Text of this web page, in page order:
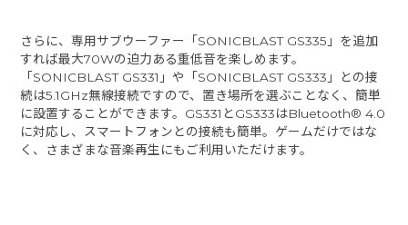
さらに、専用サブウーファー「SONICBLAST GS335」を追加
すれば最大70Wの迫力ある重低音を楽しめます。
「SONICBLAST GS331」や「SONICBLAST GS333」との接
続は5.1GHz無線接続ですので、置き場所を選ぶことなく、簡単
に設置することができます。GS331とGS333はBluetooth® 4.0
に対応し、スマートフォンとの接続も簡単。ゲームだけではな
く、さまざまな音楽再生にもご利用いただけます。